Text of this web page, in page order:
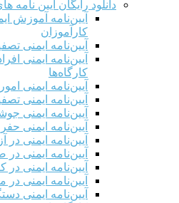
دانلود رایگان آیین نامه
آیین‌نامه آموزش
کارآموزان
آیین‌نامه ایمنی
آیین‌نامه ایمنی
کارگاه‌ها
آیین‌نامه ایمنی
آیین‌نامه ایمنی
آیین‌نامه ایمنی
آیین‌نامه ایمنی
آیین‌نامه ایمنی در
آیین‌نامه ایمنی
آیین‌نامه ایمنی
آیین‌نامه ایمنی در
آیین‌نامه ایمنی